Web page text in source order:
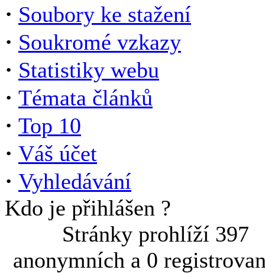
· Soubory ke stažení
· Soukromé vzkazy
· Statistiky webu
· Témata článků
· Top 10
· Váš účet
· Vyhledávání
Kdo je přihlášen ?
Stránky prohlíží 397
anonymních a 0